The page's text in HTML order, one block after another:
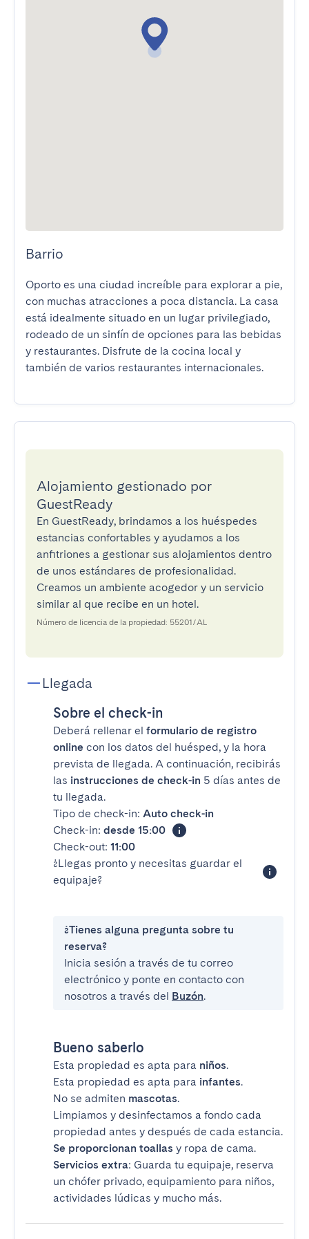
Barrio
Oporto es una ciudad increíble para explorar a pie,
con muchas atracciones a poca distancia. La casa
está idealmente situado en un lugar privilegiado,
rodeado de un sinfín de opciones para las bebidas
y restaurantes. Disfrute de la cocina local y
también de varios restaurantes internacionales.
Alojamiento gestionado por
GuestReady
En GuestReady, brindamos a los huéspedes
estancias confortables y ayudamos a los
anfitriones a gestionar sus alojamientos dentro
de unos estándares de profesionalidad.
Creamos un ambiente acogedor y un servicio
similar al que recibe en un hotel.
Número de licencia de la propiedad: 55201/AL
Llegada
Sobre el check-in
Deberá rellenar el formulario de registro
online con los datos del huésped, y la hora
prevista de llegada. A continuación, recibirás
las instrucciones de check-in 5 días antes de
tu llegada.
Tipo de check-in: Auto check-in
Check-in: desde 15:00
Check-out: 11:00
¿Llegas pronto y necesitas guardar el
equipaje?
¿Tienes alguna pregunta sobre tu
reserva?
Inicia sesión a través de tu correo
electrónico y ponte en contacto con
nosotros a través del Buzón.
Bueno saberlo
Esta propiedad es apta para niños.
Esta propiedad es apta para infantes.
No se admiten mascotas.
Limpiamos y desinfectamos a fondo cada
propiedad antes y después de cada estancia.
Se proporcionan toallas y ropa de cama.
Servicios extra: Guarda tu equipaje, reserva
un chófer privado, equipamiento para niños,
actividades lúdicas y mucho más.